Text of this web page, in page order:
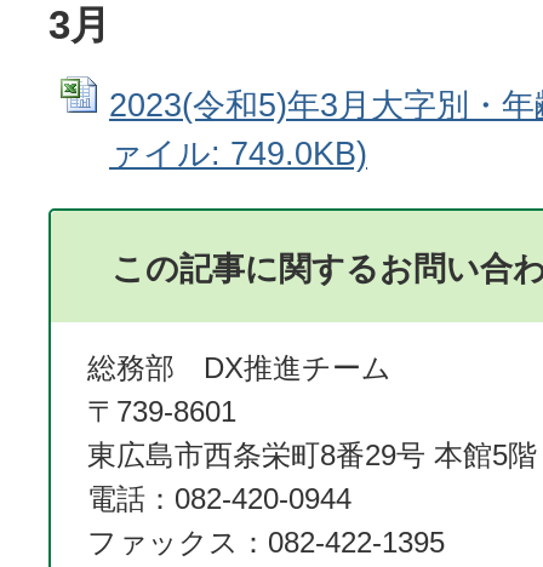
3月
2023(令和5)年3月大字別・
ァイル: 749.0KB)
この記事に関するお問い合
総務部 DX推進チーム
〒739-8601
東広島市西条栄町8番29号 本館5階
電話：082-420-0944
ファックス：082-422-1395